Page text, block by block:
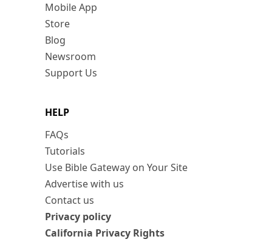
Mobile App
Store
Blog
Newsroom
Support Us
HELP
FAQs
Tutorials
Use Bible Gateway on Your Site
Advertise with us
Contact us
Privacy policy
California Privacy Rights